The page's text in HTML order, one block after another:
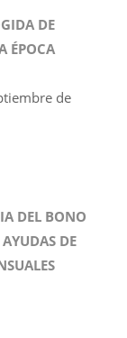
DE
ÉPOCA
de
DEL BONO
DE